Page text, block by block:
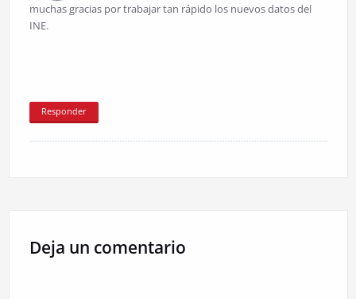
muchas gracias por trabajar tan rápido los nuevos datos del
INE.
Responder
Deja un comentario